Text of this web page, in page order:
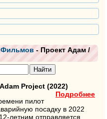
Фильмов - Проект Адам /
Project (2022)
Подробнее
пилот
посадку в 2022
летним отправляется